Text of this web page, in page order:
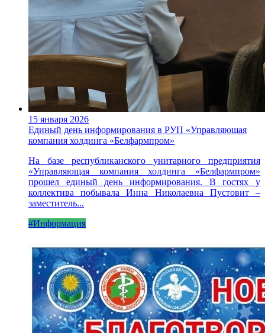
15 января 2026
Единый день информирования в РУП «Управляющая
компания холдинга «Белфармпром»
На базе республиканского унитарного предприятия
«Управляющая компания холдинга «Белфармпром»
прошел единый день информирования. В гостях у
коллектива побывала Инна Николаевна Пустовит –
заместитель...
#Информация